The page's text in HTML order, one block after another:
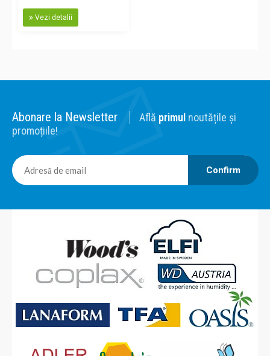
Vezi detalii
Abonare la Newsletter Află primul noutățile și
promoțiile!
Confirm